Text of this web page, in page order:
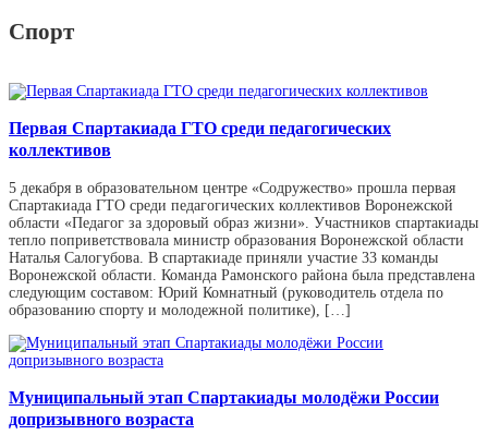
Спорт
Первая Спартакиада ГТО среди педагогических
коллективов
5 декабря в образовательном центре «Содружество» прошла первая
Спартакиада ГТО среди педагогических коллективов Воронежской
области «Педагог за здоровый образ жизни». Участников спартакиады
тепло поприветствовала министр образования Воронежской области
Наталья Салогубова. В спартакиаде приняли участие 33 команды
Воронежской области. Команда Рамонского района была представлена
следующим составом: Юрий Комнатный (руководитель отдела по
образованию спорту и молодежной политике), […]
Муниципальный этап Спартакиады молодёжи России
допризывного возраста